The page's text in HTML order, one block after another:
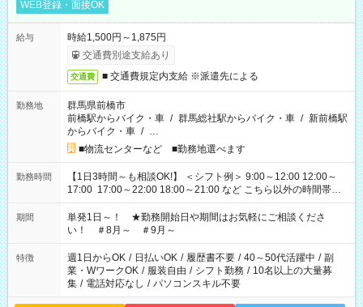
WEB登録・面接OK
給与
時給1,500円～1,875円
交通費別途支給あり
交通費 ■ 交通費規定内支給 ※派遣先による
勤務地
群馬県前橋市
前橋駅からバイク・車 / 群馬総社駅からバイク・車 / 新前橋駅
からバイク・車 / …
■物流センターなど ■勤務地選べます
勤務時間
【1日3時間～も相談OK!】 ＜シフト例＞ 9:00～12:00 12:00～
17:00 17:00～22:00 18:00～21:00 など こちら以外の時間帯も
お気軽にご相談ください！
期間
単発1日～！ ★勤務開始日や期間はお気軽にご相談くださ
い！ ＃8月～ ＃9月～
特徴 週1日からOK / 日払いOK / 履歴書不要 / 40～50代活躍中 / 副
業・WワークOK / 服装自由 / シフト勤務 / 10名以上の大量募
集 / 電話対応なし / パソコンスキル不要